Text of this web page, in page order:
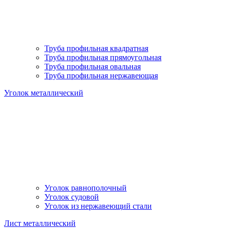
Труба профильная квадратная
Труба профильная прямоугольная
Труба профильная овальная
Труба профильная нержавеющая
Уголок металлический
Уголок равнополочный
Уголок судовой
Уголок из нержавеющий стали
Лист металлический